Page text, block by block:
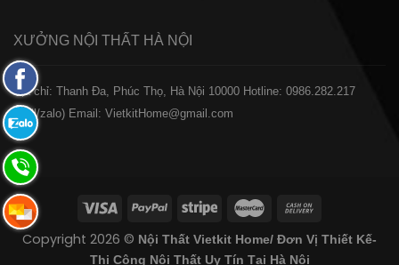
XƯỞNG NỘI THẤT HÀ NỘI
️Địa chỉ: Thanh Đa, Phúc Thọ, Hà Nội 10000 Hotline: 0986.282.217
(Call/zalo) Email: VietkitHome@gmail.com
Copyright 2026 © Nội Thất Vietkit Home/ Đơn Vị Thiết Kế-
Thi Công Nội Thất Uy Tín Tại Hà Nội
Fanpage
Facebook
Zalo:
0865.283.168
Hotline:
0865.283.168
Hotline:
0865.283.168